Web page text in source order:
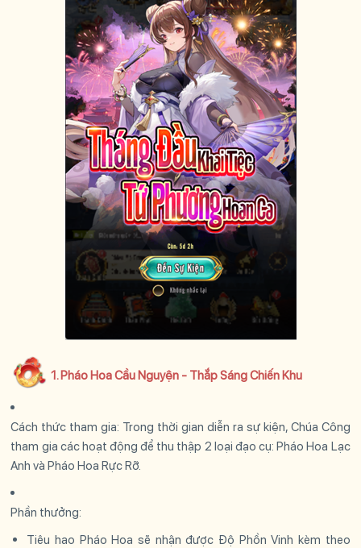
1. Pháo Hoa Cầu Nguyện - Thắp Sáng Chiến Khu
Cách thức tham gia: Trong thời gian diễn ra sự kiện, Chúa Công
tham gia các hoạt động để thu thập 2 loại đạo cụ: Pháo Hoa Lạc
Anh và Pháo Hoa Rực Rỡ.
Phần thưởng:
Tiêu hao Pháo Hoa sẽ nhận được Độ Phồn Vinh kèm theo